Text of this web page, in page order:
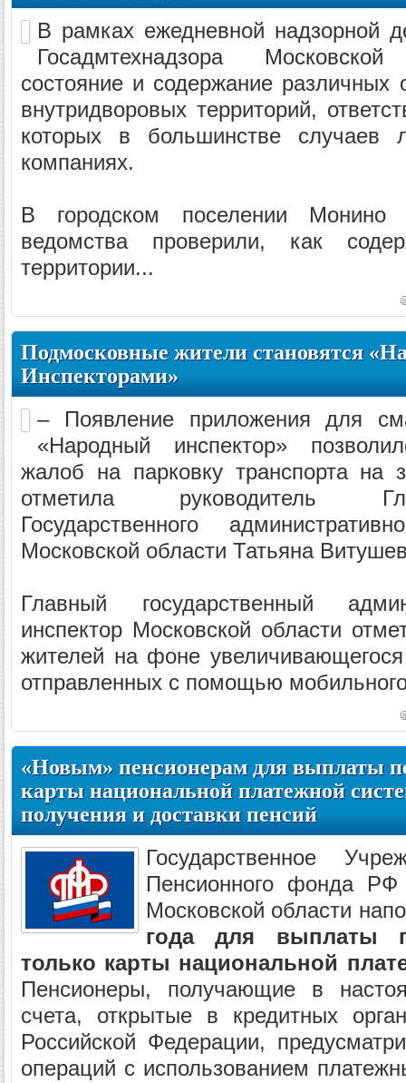
В рамках ежедневной надзорной
Госадмтехнадзора
состояние и содержание
внутридворовых территорий,
которых в большинстве случаев
компаниях.
В городском поселении Монино
ведомства проверили, как
территории...
Подмосковные жители становятся
Инспекторами»
– Появление приложения для
«Народный инспектор»
жалоб на парковку транспорта на
отметила руководитель
Государственного
Московской области Татьяна
Главный государственный
инспектор Московской области
жителей на фоне
отправленных с помощью
«Новым» пенсионерам для выплаты
карты национальной платежной
получения и доставки пенсий
Государственное
Пенсионного фонда
Московской области
года для выплаты
только карты национальной
Пенсионеры, получающие в
счета, открытые в кредитных
Российской Федерации,
операций с использованием